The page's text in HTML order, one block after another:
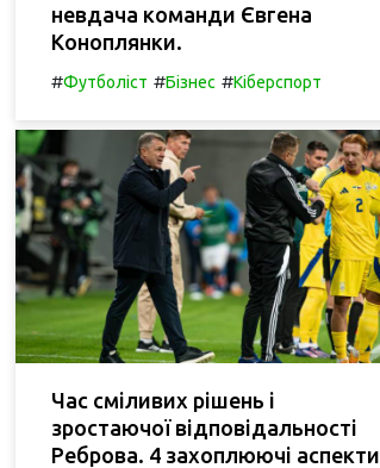
невдача команди Євгена
Коноплянки.
#Футболіст #Бізнес #Кіберспорт
Час сміливих рішень і
зростаючої відповідальності
Реброва. 4 захоплюючі аспекти